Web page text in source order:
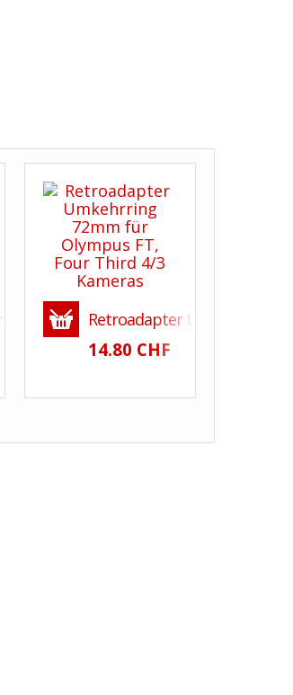
Glas
Gummi Gegenlichtblende für Objektive
Retroadapter Umkehrring
14.80 CHF